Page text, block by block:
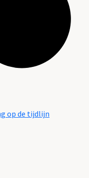
op de tijdlijn